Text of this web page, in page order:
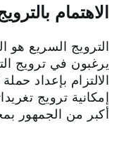
الاهتمام
الترويج السريع هو
يرغبون في ترويج
الالتزام بإعداد
إمكانية ترويج
أكبر من الجمهور